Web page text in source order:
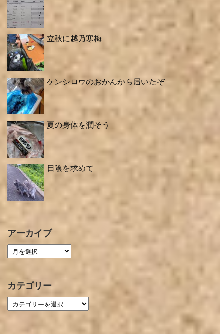
立秋に越乃寒梅
ケンシロウのおかんから届いたぞ
夏の身体を潤そう
日陰を求めて
アーカイブ
カテゴリー